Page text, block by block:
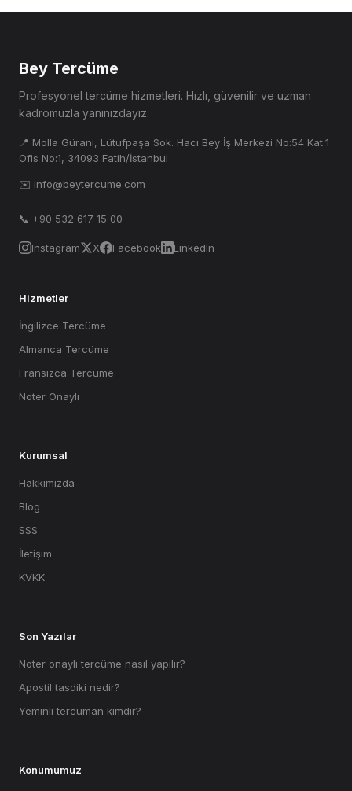
Bey Tercüme
Profesyonel tercüme hizmetleri. Hızlı, güvenilir ve uzman
kadromuzla yanınızdayız.
📍 Molla Gürani, Lütufpaşa Sok. Hacı Bey İş Merkezi No:54 Kat:1
Ofis No:1, 34093 Fatih/İstanbul
✉️ info@beytercume.com
📞 +90 532 617 15 00
Instagram X Facebook LinkedIn
Hizmetler
İngilizce Tercüme
Almanca Tercüme
Fransızca Tercüme
Noter Onaylı
Kurumsal
Hakkımızda
Blog
SSS
İletişim
KVKK
Son Yazılar
Noter onaylı tercüme nasıl yapılır?
Apostil tasdiki nedir?
Yeminli tercüman kimdir?
Konumumuz